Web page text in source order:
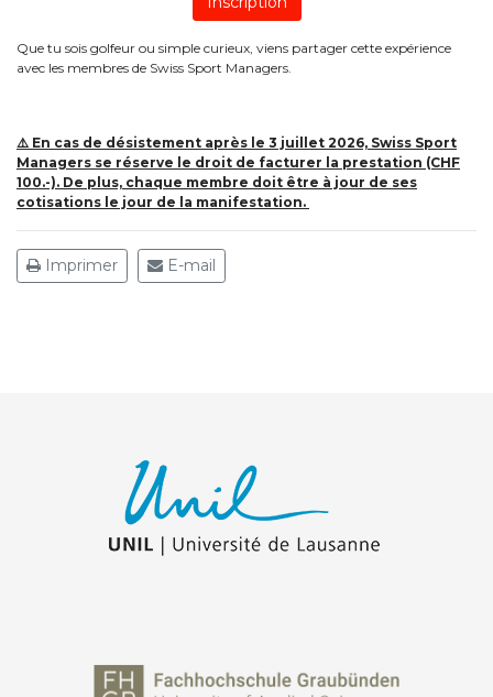
Que tu sois golfeur ou simple curieux, viens partager cette expérience
avec les membres de Swiss Sport Managers.
⚠️ En cas de désistement après le 3 juillet 2026, Swiss Sport
Managers se réserve le droit de facturer la prestation (CHF
100.-). De plus, chaque membre doit être à jour de ses
cotisations le jour de la manifestation.
Imprimer E-mail